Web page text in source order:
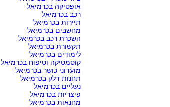
אופטיקה בכרמיאל
רכב בכרמיאל
תיירות בכרמיאל
מחשבים בכרמיאל
השכרת רכב בכרמיאל
תקשורת בכרמיאל
לימודים בכרמיאל
קוסמטיקה וטיפוח בכרמיאל
מועדוני כושר בכרמיאל
תחנות דלק בכרמיאל
נעליים בכרמיאל
פיצריות בכרמיאל
מחנאות בכרמיאל